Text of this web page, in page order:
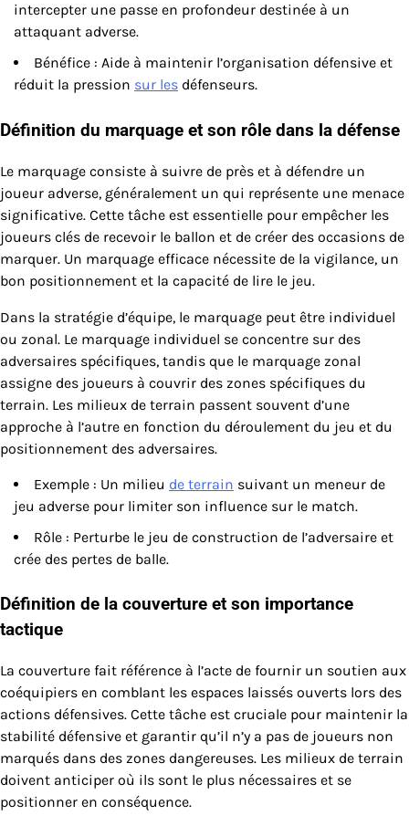
intercepter une passe en profondeur destinée à un
attaquant adverse.
Bénéfice : Aide à maintenir l’organisation défensive et
réduit la pression sur les défenseurs.
Définition du marquage et son rôle dans la défense
Le marquage consiste à suivre de près et à défendre un
joueur adverse, généralement un qui représente une menace
significative. Cette tâche est essentielle pour empêcher les
joueurs clés de recevoir le ballon et de créer des occasions de
marquer. Un marquage efficace nécessite de la vigilance, un
bon positionnement et la capacité de lire le jeu.
Dans la stratégie d’équipe, le marquage peut être individuel
ou zonal. Le marquage individuel se concentre sur des
adversaires spécifiques, tandis que le marquage zonal
assigne des joueurs à couvrir des zones spécifiques du
terrain. Les milieux de terrain passent souvent d’une
approche à l’autre en fonction du déroulement du jeu et du
positionnement des adversaires.
Exemple : Un milieu de terrain suivant un meneur de
jeu adverse pour limiter son influence sur le match.
Rôle : Perturbe le jeu de construction de l’adversaire et
crée des pertes de balle.
Définition de la couverture et son importance
tactique
La couverture fait référence à l’acte de fournir un soutien aux
coéquipiers en comblant les espaces laissés ouverts lors des
actions défensives. Cette tâche est cruciale pour maintenir la
stabilité défensive et garantir qu’il n’y a pas de joueurs non
marqués dans des zones dangereuses. Les milieux de terrain
doivent anticiper où ils sont le plus nécessaires et se
positionner en conséquence.